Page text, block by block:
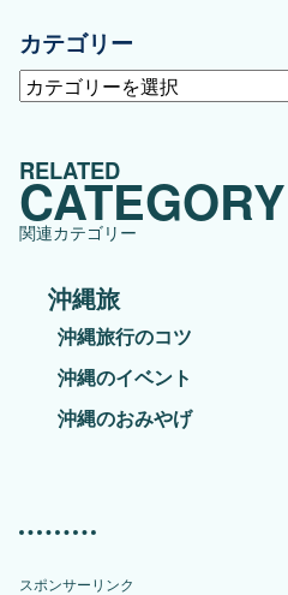
カテゴリー
カ
テ
リ
ー
RELATED
CATEGORY
関連カテゴリー
沖縄旅
沖縄旅行のコツ
沖縄のイベント
沖縄のおみやげ
スポンサーリンク